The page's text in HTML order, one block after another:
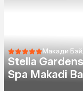
Макади
Stella
Spa Makadi